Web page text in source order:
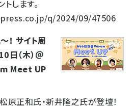
します。
q/2024/09/47506
！ サイト周
日（木）＠
Meet UP
原正和氏・新井隆之氏が登壇！